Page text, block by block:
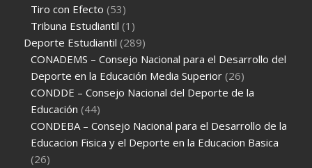
Tiro con Efecto (53)
Tribuna Estudiantil (1)
Deporte Estudiantil (289)
CONADEMS – Consejo Nacional para el Desarrollo del
Deporte en la Educación Media Superior (26)
CONDDE – Consejo Nacional del Deporte de la
Educación (44)
CONDEBA – Consejo Nacional para el Desarrollo de la
Educacion Fisica y el Deporte en la Educacion Basica
(26)